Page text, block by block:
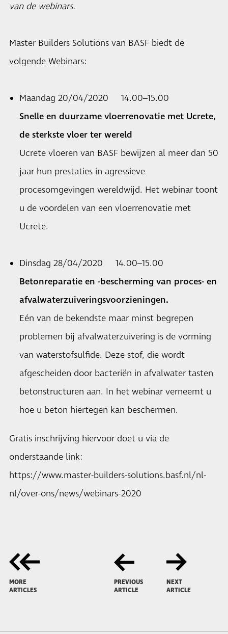
van de webinars.
Master Builders Solutions van BASF biedt de
volgende Webinars:
Maandag 20/04/2020 14.00–15.00
Snelle en duurzame vloerrenovatie met Ucrete,
de sterkste vloer ter wereld
Ucrete vloeren van BASF bewijzen al meer dan 50
jaar hun prestaties in agressieve
procesomgevingen wereldwijd. Het webinar toont
u de voordelen van een vloerrenovatie met
Ucrete.
Dinsdag 28/04/2020 14.00–15.00
Betonreparatie en -bescherming van proces- en
afvalwaterzuiveringsvoorzieningen.
Eén van de bekendste maar minst begrepen
problemen bij afvalwaterzuivering is de vorming
van waterstofsulfide. Deze stof, die wordt
afgescheiden door bacteriën in afvalwater tasten
betonstructuren aan. In het webinar verneemt u
hoe u beton hiertegen kan beschermen.
Gratis inschrijving hiervoor doet u via de
onderstaande link:
https://www.master-builders-solutions.basf.nl/nl-
nl/over-ons/news/webinars-2020
MORE
ARTICLES
PREVIOUS
ARTICLE
NEXT
ARTICLE